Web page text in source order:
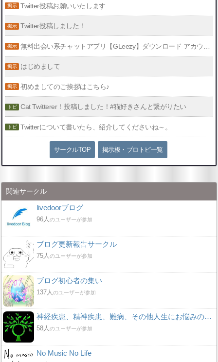
Twitter投稿お願いいたします
Twitter投稿しました！
無料出会い系チャットアプリ【GLeezy】ダウンロード アカウント検索: jp03512
はじめまして
初めましてのご挨拶はこちら♪
Cat Twitterer！投稿しました！#猫好きさんと繋がりたい
Twitterについて書いたら、紹介してくださいね～。
サークルTOP 掲示板・ブロトピ一覧
関連サークル
livedoorブログ
96人のユーザーが参加
ブログ更新報告サークル
75人のユーザーが参加
ブログ初心者の集い
137人のユーザーが参加
神経疾患、精神疾患、難病、その他人生にお悩みの方。人生を乗り切ろうの会
58人のユーザーが参加
No Music No Life